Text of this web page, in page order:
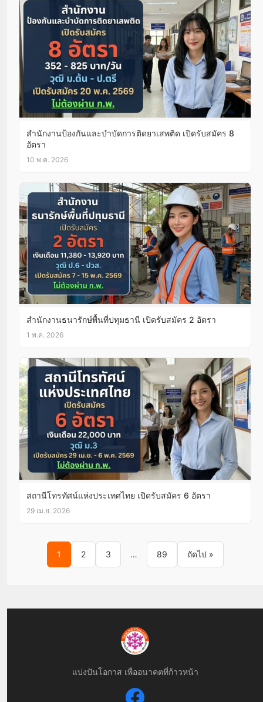
สำนักงานป้องกันและบำบัดการติดยาเสพติด เปิดรับสมัคร 8
อัตรา
10 พ.ค. 2026
สำนักงานธนารักษ์พื้นที่ปทุมธานี เปิดรับสมัคร 2 อัตรา
1 พ.ค. 2026
สถานีโทรทัศน์แห่งประเทศไทย เปิดรับสมัคร 6 อัตรา
29 เม.ย. 2026
Posts pagination
1 2 3 … 89 ถัดไป »
แบ่งปันโอกาส เพื่ออนาคตที่ก้าวหน้า